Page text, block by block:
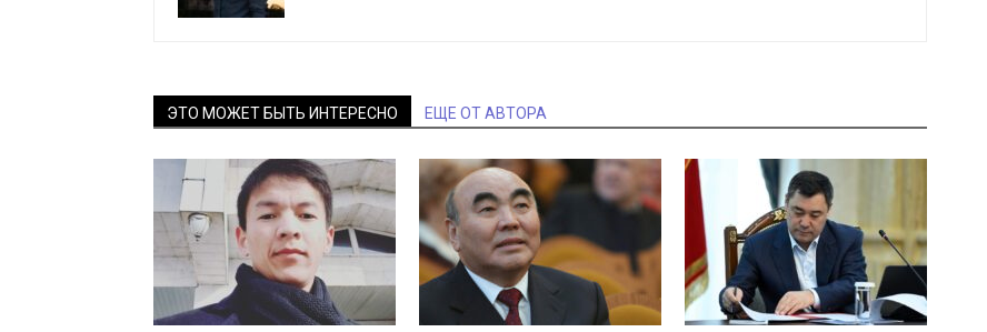
ЭТО МОЖЕТ БЫТЬ ИНТЕРЕСНО ЕЩЕ ОТ АВТОРА